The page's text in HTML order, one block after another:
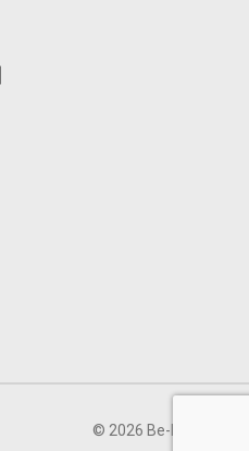
© 2026 Be-Better